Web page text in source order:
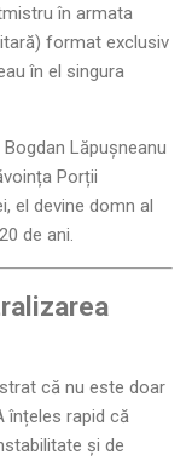
în armata
format exclusiv
în el singura
Lăpușneanu
Porții
el devine domn al
de ani.
că nu este doar
înțeles rapid că
și de